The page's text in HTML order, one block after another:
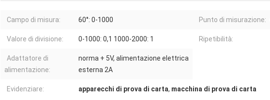
Campo di misura: 60°: 0-1000 Punto di misurazione:
Valore di divisione: 0-1000: 0,1 1000-2000: 1 Ripetibilità:
Adattatore di
alimentazione:
norma + 5V, alimentazione elettrica
esterna 2A
Evidenziare: apparecchi di prova di carta, macchina di prova di carta